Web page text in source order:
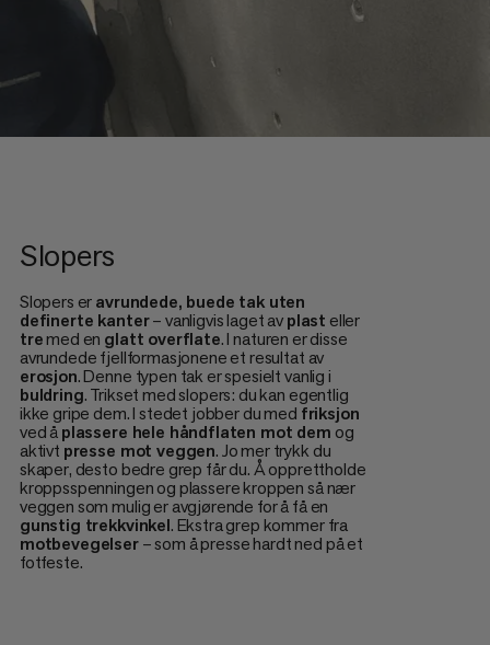
Slopers
Slopers eravrundede, buede tak uten
definerte kanter– vanligvis laget avplast eller
tremed en glatt overflate. I naturen er disse
avrundede fjellformasjonene et resultat av
erosjon. Denne typen tak er spesielt vanlig i
buldring. Trikset med slopers: du kan egentlig
ikke gripe dem. I stedet jobber du med friksjon
ved åplassere hele håndflaten mot dem og
aktivt presse mot veggen. Jo mer trykk du
skaper, desto bedre grep får du. Å opprettholde
kroppsspenningen og plassere kroppen så nær
veggen som mulig er avgjørende for å få en
gunstig trekkvinkel. Ekstra grep kommer fra
motbevegelser– som å presse hardt ned på et
fotfeste.